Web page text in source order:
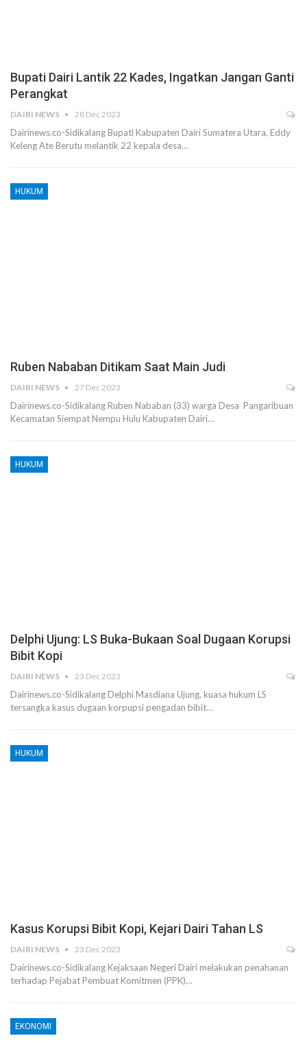
Bupati Dairi Lantik 22 Kades, Ingatkan Jangan Ganti
Perangkat
DAIRI NEWS 28 Dec 2023
Dairinews.co-Sidikalang Bupati Kabupaten Dairi Sumatera Utara, Eddy
Keleng Ate Berutu melantik 22 kepala desa…
HUKUM
Ruben Nababan Ditikam Saat Main Judi
DAIRI NEWS 27 Dec 2023
Dairinews.co-Sidikalang Ruben Nababan (33) warga Desa Pangaribuan
Kecamatan Siempat Nempu Hulu Kabupaten Dairi…
HUKUM
Delphi Ujung: LS Buka-Bukaan Soal Dugaan Korupsi
Bibit Kopi
DAIRI NEWS 23 Dec 2023
Dairinews.co-Sidikalang Delphi Masdiana Ujung, kuasa hukum LS
tersangka kasus dugaan korpupsi pengadan bibit…
HUKUM
Kasus Korupsi Bibit Kopi, Kejari Dairi Tahan LS
DAIRI NEWS 23 Dec 2023
Dairinews.co-Sidikalang Kejaksaan Negeri Dairi melakukan penahanan
terhadap Pejabat Pembuat Komitmen (PPK)…
EKONOMI